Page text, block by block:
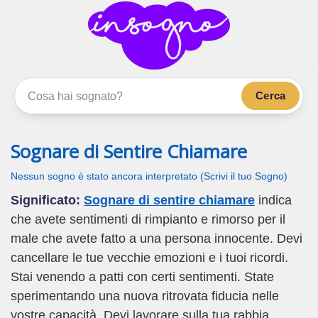
inSogno.com
I sogni significano di più
Cerca
Sognare di Sentire Chiamare
Nessun sogno è stato ancora interpretato (Scrivi il tuo Sogno)
Significato: Sognare di sentire chiamare indica
che avete sentimenti di rimpianto e rimorso per il
male che avete fatto a una persona innocente. Devi
cancellare le tue vecchie emozioni e i tuoi ricordi.
Stai venendo a patti con certi sentimenti. State
sperimentando una nuova ritrovata fiducia nelle
vostre capacità. Devi lavorare sulla tua rabbia